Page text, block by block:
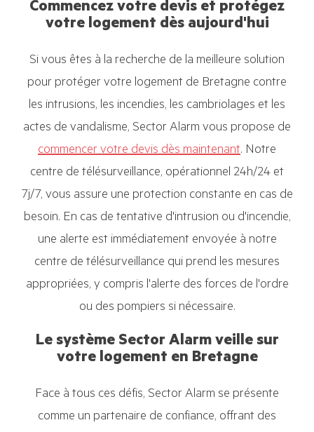
Commencez votre devis et protégez
votre logement dès aujourd'hui
Si vous êtes à la recherche de la meilleure solution
pour protéger votre logement de Bretagne contre
les intrusions, les incendies, les cambriolages et les
actes de vandalisme, Sector Alarm vous propose de
commencer votre devis dès maintenant. Notre
centre de télésurveillance, opérationnel 24h/24 et
7j/7, vous assure une protection constante en cas de
besoin. En cas de tentative d'intrusion ou d'incendie,
une alerte est immédiatement envoyée à notre
centre de télésurveillance qui prend les mesures
appropriées, y compris l'alerte des forces de l'ordre
ou des pompiers si nécessaire.
Le système Sector Alarm veille sur
votre logement en Bretagne
Face à tous ces défis, Sector Alarm se présente
comme un partenaire de confiance, offrant des